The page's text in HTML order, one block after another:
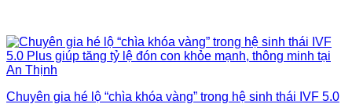
Chuyên gia hé lộ “chìa khóa vàng” trong hệ sinh thái IVF 5.0